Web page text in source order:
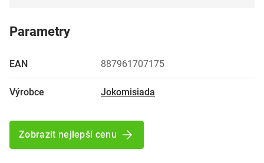
Parametry
EAN 887961707175
Výrobce Jokomisiada
Zobrazit nejlepší cenu